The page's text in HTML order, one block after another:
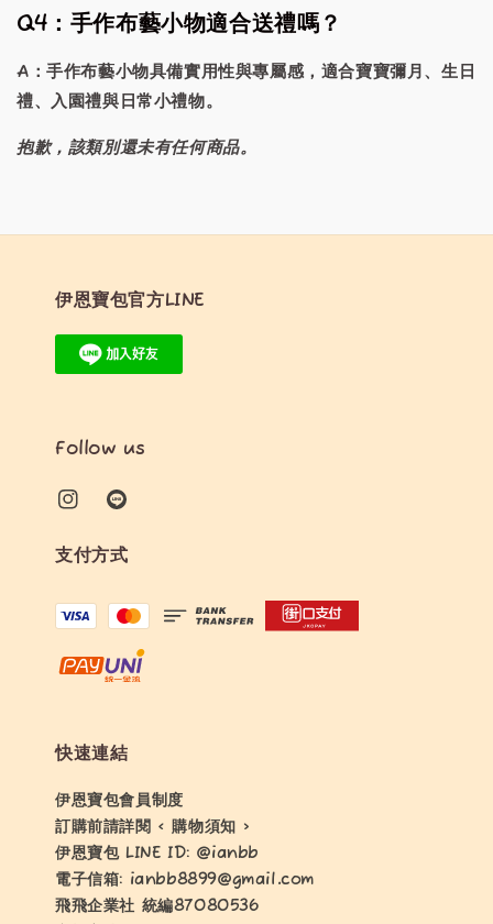
Q4：手作布藝小物適合送禮嗎？
A：手作布藝小物具備實用性與專屬感，適合寶寶彌月、生日
禮、入園禮與日常小禮物。
抱歉，該類別還未有任何商品。
伊恩寶包官方LINE
Follow us
支付方式
快速連結
伊恩寶包會員制度
訂購前請詳閱 < 購物須知 >
伊恩寶包 LINE ID: @ianbb
電子信箱: ianbb8899@gmail.com
飛飛企業社 統編87080536